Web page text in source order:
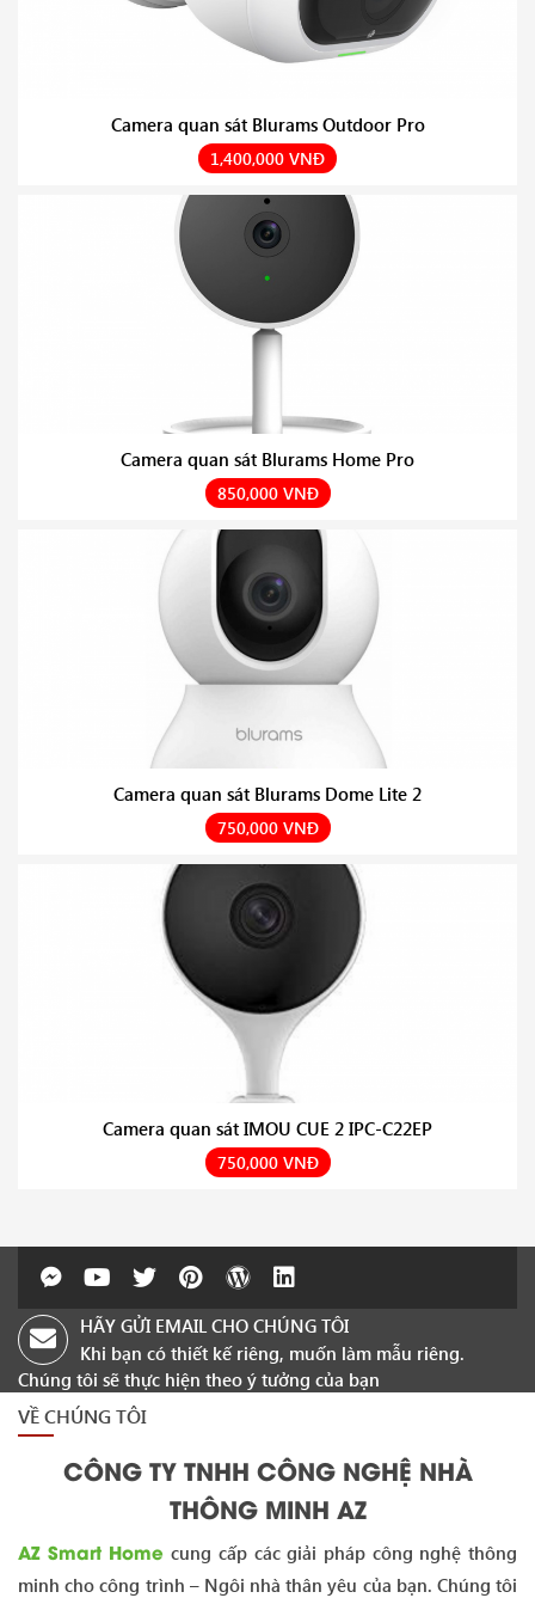
Camera quan sát Blurams Outdoor Pro
1,400,000 VNĐ
Camera quan sát Blurams Home Pro
850,000 VNĐ
Camera quan sát Blurams Dome Lite 2
750,000 VNĐ
Camera quan sát IMOU CUE 2 IPC-C22EP
750,000 VNĐ
HÃY GỬI EMAIL CHO CHÚNG TÔI
Khi bạn có thiết kế riêng, muốn làm mẫu riêng.
Chúng tôi sẽ thực hiện theo ý tưởng của bạn
VỀ CHÚNG TÔI
CÔNG TY TNHH CÔNG NGHỆ NHÀ
THÔNG MINH AZ
AZ Smart Home cung cấp các giải pháp công nghệ thông
minh cho công trình – Ngôi nhà thân yêu của bạn. Chúng tôi